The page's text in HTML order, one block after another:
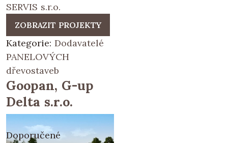
SERVIS s.r.o.
ZOBRAZIT PROJEKTY
Kategorie: Dodavatelé
PANELOVÝCH
dřevostaveb
Goopan, G-up
Delta s.r.o.
Doporučené